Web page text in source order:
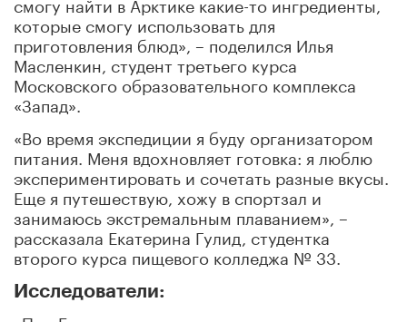
которые смогу использовать для
приготовления блюд», – поделился Илья
Масленкин, студент третьего курса
Московского образовательного комплекса
«Запад».
«Во время экспедиции я буду организатором
питания. Меня вдохновляет готовка: я люблю
экспериментировать и сочетать разные вкусы.
Еще я путешествую, хожу в спортзал и
занимаюсь экстремальным плаванием», –
рассказала Екатерина Гулид, студентка
второго курса пищевого колледжа № 33.
Исследователи: